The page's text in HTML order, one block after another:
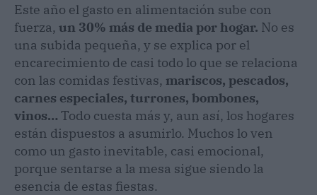
Este año el gasto en alimentación sube con
fuerza, un 30% más de media por hogar. No es
una subida pequeña, y se explica por el
encarecimiento de casi todo lo que se relaciona
con las comidas festivas, mariscos, pescados,
carnes especiales, turrones, bombones,
vinos… Todo cuesta más y, aun así, los hogares
están dispuestos a asumirlo. Muchos lo ven
como un gasto inevitable, casi emocional,
porque sentarse a la mesa sigue siendo la
esencia de estas fiestas.